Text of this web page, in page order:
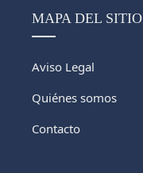
MAPA DEL SITIO
Aviso Legal
Quiénes somos
Contacto